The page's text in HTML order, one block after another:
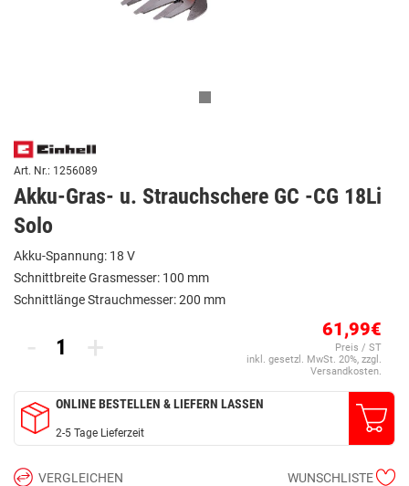
Art. Nr.: 1256089
Akku-Gras- u. Strauchschere GC -CG 18Li
Solo
Akku-Spannung: 18 V
Schnittbreite Grasmesser: 100 mm
Schnittlänge Strauchmesser: 200 mm
- + 61,99€
Preis / ST
inkl. gesetzl. MwSt. 20%, zzgl.
Versandkosten.
ONLINE BESTELLEN & LIEFERN LASSEN
2-5 Tage Lieferzeit
VERGLEICHEN WUNSCHLISTE